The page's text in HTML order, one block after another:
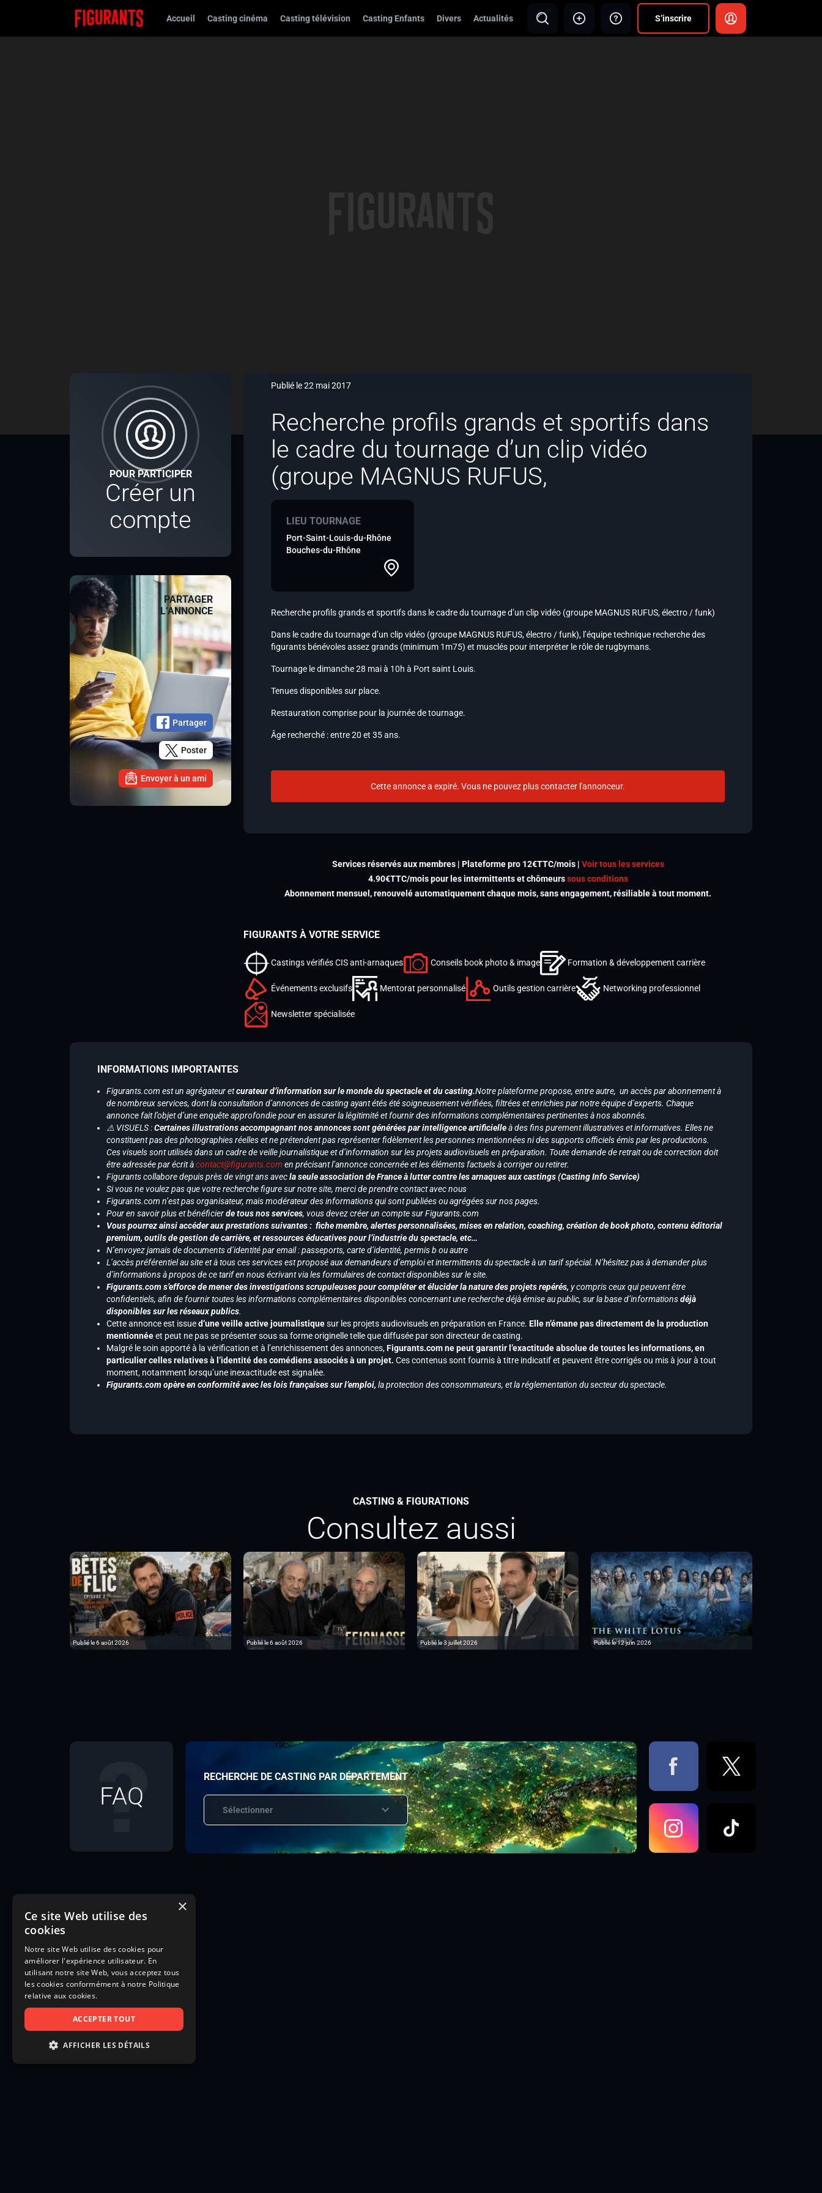
Accueil Casting cinéma Casting télévision Casting Enfants Divers Actualités S’inscrire
POUR PARTICIPER
Créer un
compte
PARTAGER
L’ANNONCE
Partager
Poster
Envoyer à un ami
Publié le 22 mai 2017
Recherche profils grands et sportifs dans
le cadre du tournage d’un clip vidéo
(groupe MAGNUS RUFUS,
LIEU TOURNAGE
Port-Saint-Louis-du-Rhône
Bouches-du-Rhône
Recherche profils grands et sportifs dans le cadre du tournage d’un clip vidéo (groupe MAGNUS RUFUS, électro / funk)
Dans le cadre du tournage d’un clip vidéo (groupe MAGNUS RUFUS, électro / funk), l’équipe technique recherche des
figurants bénévoles assez grands (minimum 1m75) et musclés pour interpréter le rôle de rugbymans.
Tournage le dimanche 28 mai à 10h à Port saint Louis.
Tenues disponibles sur place.
Restauration comprise pour la journée de tournage.
Âge recherché : entre 20 et 35 ans.
Cette annonce a expiré. Vous ne pouvez plus contacter l'annonceur.
Services réservés aux membres | Plateforme pro 12€TTC/mois | Voir tous les services
4.90€TTC/mois pour les intermittents et chômeurssous conditions
Abonnement mensuel, renouvelé automatiquement chaque mois, sans engagement, résiliable à tout moment.
FIGURANTS À VOTRE SERVICE
Castings vérifiés CIS anti-arnaques Conseils book photo & image Formation & développement carrière
Événements exclusifs Mentorat personnalisé Outils gestion carrière Networking professionnel
Newsletter spécialisée
INFORMATIONS IMPORTANTES
Figurants.com est un agrégateur etcurateur d’information sur le monde du spectacle et du casting.Notre plateforme propose, entre autre, un accès par abonnement à
de nombreux services, dont la consultation d’annonces de casting ayant étés été soigneusement vérifiées, filtrées et enrichies par notre équipe d’experts. Chaque
annonce fait l’objet d’une enquête approfondie pour en assurer la légitimité et fournir des informations complémentaires pertinentes à nos abonnés.
⚠️ VISUELS :Certaines illustrations accompagnant nos annonces sont générées par intelligence artificielleà des fins purement illustratives et informatives. Elles ne
constituent pas des photographies réelles et ne prétendent pas représenter fidèlement les personnes mentionnées ni des supports officiels émis par les productions.
Ces visuels sont utilisés dans un cadre de veille journalistique et d’information sur les projets audiovisuels en préparation. Toute demande de retrait ou de correction doit
être adressée par écrit àcontact@figurants.com en précisant l’annonce concernée et les éléments factuels à corriger ou retirer.
Figurants collabore depuis près de vingt ans avecla seule association de France à lutter contre les arnaques aux castings (Casting Info Service)
Si vous ne voulez pas que votre recherche figure sur notre site, merci de prendre contact avec nous
Figurants.com n’est pas organisateur, mais modérateur des informations qui sont publiées ou agrégées sur nos pages.
Pour en savoir plus et bénéficierde tous nos services, vous devez créer un compte sur Figurants.com
Vous pourrez ainsi accéder aux prestations suivantes : fiche membre, alertes personnalisées, mises en relation, coaching, création de book photo, contenu éditorial
premium, outils de gestion de carrière, et ressources éducatives pour l’industrie du spectacle, etc…
N’envoyez jamais de documents d’identité par email : passeports, carte d’identité, permis b ou autre
L’accès préférentiel au site et à tous ces services est proposé aux demandeurs d’emploi et intermittents du spectacle à un tarif spécial. N’hésitez pas à demander plus
d’informations à propos de ce tarif en nous écrivant via les formulaires de contact disponibles sur le site.
Figurants.com s’efforce de mener des investigations scrupuleuses pour compléter et élucider la nature des projets repérés, y compris ceux qui peuvent être
confidentiels, afin de fournir toutes les informations complémentaires disponibles concernant une recherche déjà émise au public, sur la base d’informationsdéjà
disponibles sur les réseaux publics.
Cette annonce est issued’une veille active journalistiquesur les projets audiovisuels en préparation en France. Elle n’émane pas directement de la production
mentionnéeet peut ne pas se présenter sous sa forme originelle telle que diffusée par son directeur de casting.
Malgré le soin apporté à la vérification et à l’enrichissement des annonces,Figurants.com ne peut garantir l’exactitude absolue de toutes les informations, en
particulier celles relatives à l’identité des comédiens associés à un projet. Ces contenus sont fournis à titre indicatif et peuvent être corrigés ou mis à jour à tout
moment, notamment lorsqu’une inexactitude est signalée.
Figurants.com opère en conformité avec les lois françaises sur l’emploi, la protection des consommateurs, et la réglementation du secteur du spectacle.
CASTING & FIGURATIONS
Consultez aussi
Publié le 6 août 2026 Publié le 6 août 2026 Publié le 3 juillet 2026 Publié le 12 juin 2026
FAQ
RECHERCHE DE CASTING PAR DÉPARTEMENT
Sélectionner
×
Ce site Web utilise des
cookies
Notre site Web utilise des cookies pour
améliorer l'expérience utilisateur. En
utilisant notre site Web, vous acceptez tous
les cookies conformément à notre Politique
relative aux cookies.
ACCEPTER TOUT
AFFICHER LES DÉTAILS